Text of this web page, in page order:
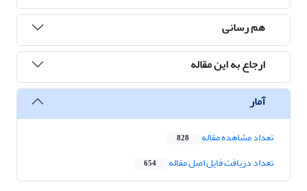
هم رسانی
ارجاع به این مقاله
آمار
تعداد مشاهده مقاله 828
تعداد دریافت فایل اصل مقاله 654